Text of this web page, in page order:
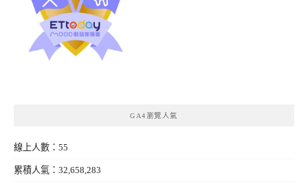
GA4瀏覽人氣
線上人數：55
累積人氣：32,658,283